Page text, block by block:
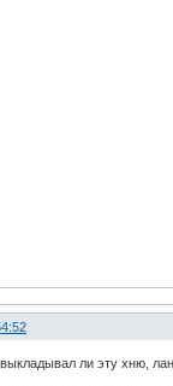
ли эту хню,